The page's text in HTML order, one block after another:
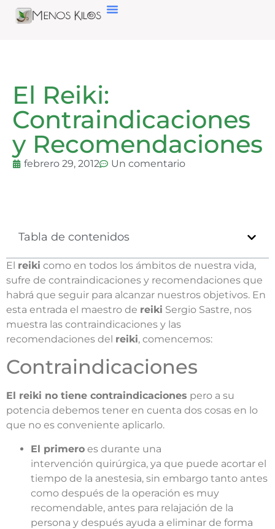
El Reiki:
Contraindicaciones
y Recomendaciones
febrero 29, 2012 Un comentario
Tabla de contenidos
El reiki como en todos los ámbitos de nuestra vida,
sufre de contraindicaciones y recomendaciones que
habrá que seguir para alcanzar nuestros objetivos. En
esta entrada el maestro de reiki Sergio Sastre, nos
muestra las contraindicaciones y las
recomendaciones del reiki, comencemos:
Contraindicaciones
El reiki no tiene contraindicaciones pero a su
potencia debemos tener en cuenta dos cosas en lo
que no es conveniente aplicarlo.
El primero es durante una
intervención quirúrgica, ya que puede acortar el
tiempo de la anestesia, sin embargo tanto antes
como después de la operación es muy
recomendable, antes para relajación de la
persona y después ayuda a eliminar de forma